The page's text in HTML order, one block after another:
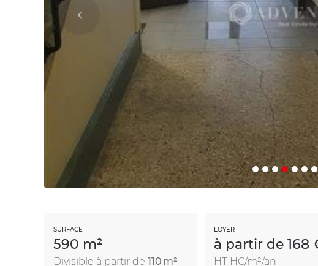
SURFACE
590 m²
Divisible à partir de 110 m²
LOYER
à partir de 168
HT HC/m²/an